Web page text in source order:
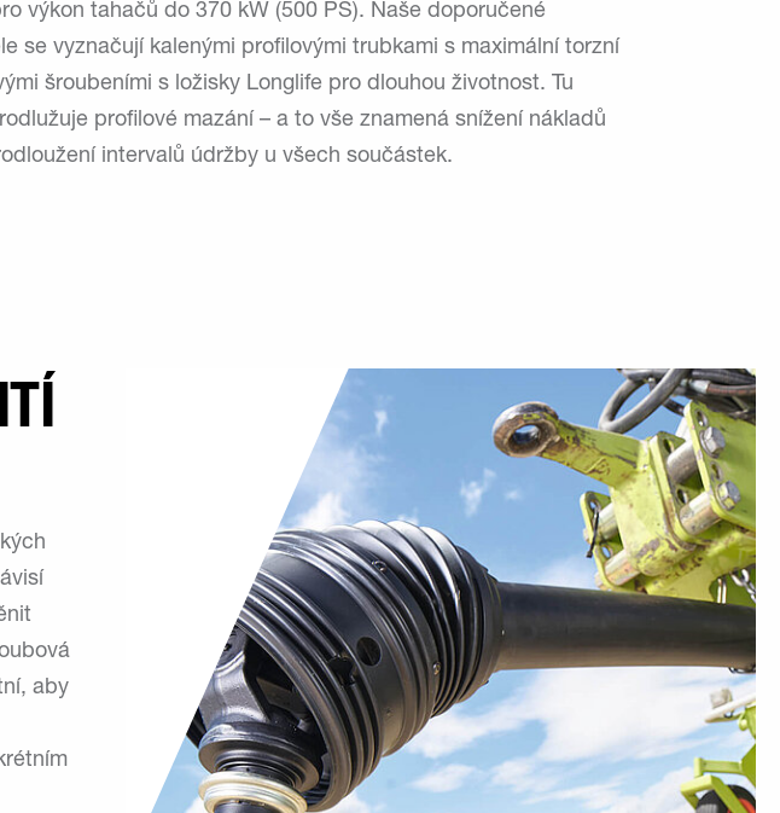
výkon tahačů do 370 kW (500 PS). Naše doporučené
se vyznačují kalenými profilovými trubkami s maximální torzní
šroubeními s ložisky Longlife pro dlouhou životnost. Tu
profilové mazání – a to vše znamená snížení nákladů
intervalů údržby u všech součástek.
aby